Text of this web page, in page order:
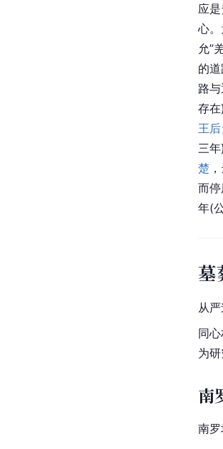
应
心
允”
的
路
存
王
三年
楚
而停
年(
墓
从
同
为
南
南